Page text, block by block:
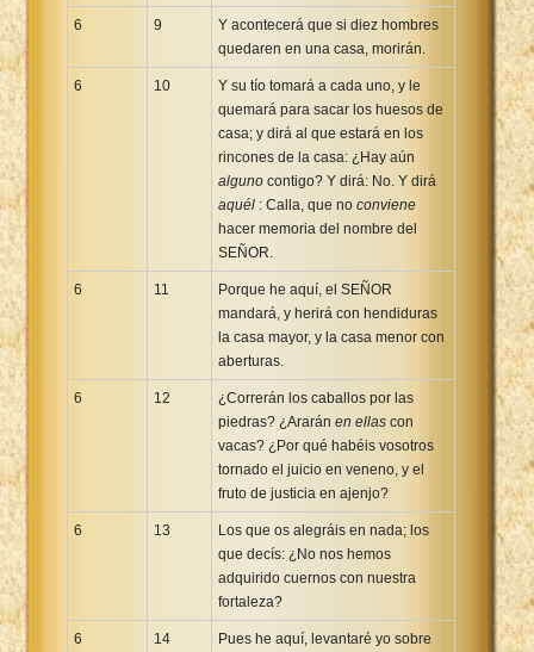
6 9
Y acontecerá que si diez hombres
quedaren en una casa, morirán.
6 10
Y su tío tomará a cada uno, y le
quemará para sacar los huesos de
casa; y dirá al que estará en los
rincones de la casa: ¿Hay aún
alguno contigo? Y dirá: No. Y dirá
aquél : Calla, que no conviene
hacer memoria del nombre del
SEÑOR.
6 11
Porque he aquí, el SEÑOR
mandará, y herirá con hendiduras
la casa mayor, y la casa menor con
aberturas.
6 12
¿Correrán los caballos por las
piedras? ¿Ararán en ellas con
vacas? ¿Por qué habéis vosotros
tornado el juicio en veneno, y el
fruto de justicia en ajenjo?
6 13
Los que os alegráis en nada; los
que decís: ¿No nos hemos
adquirido cuernos con nuestra
fortaleza?
6 14
Pues he aquí, levantaré yo sobre